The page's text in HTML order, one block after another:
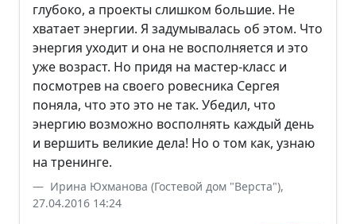
глубоко, а проекты слишком большие. Не
хватает энергии. Я задумывалась об этом. Что
энергия уходит и она не восполняется и это
уже возраст. Но придя на мастер-класс и
посмотрев на своего ровесника Сергея
поняла, что это это не так. Убедил, что
энергию возможно восполнять каждый день
и вершить великие дела! Но о том как, узнаю
на тренинге.
Ирина Юхманова (Гостевой дом "Верста"),
27.04.2016 14:24